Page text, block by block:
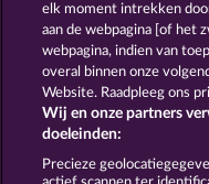
Algemene
Colofon
elk moment intrekken
aan de webpagina [of het
webpagina, indien van
overal binnen onze
Website. Raadpleeg ons
Wij en onze partners
doeleinden:
Precieze